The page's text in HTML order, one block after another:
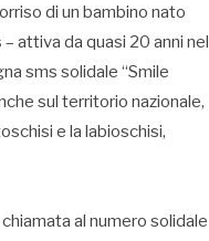
di un bambino nato
– attiva da quasi 20 anni nel
sms solidale “Smile
sul territorio nazionale,
e la labioschisi,
al numero solidale